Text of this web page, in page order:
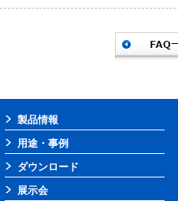
製品情報
用途・事例
ダウンロード
展示会